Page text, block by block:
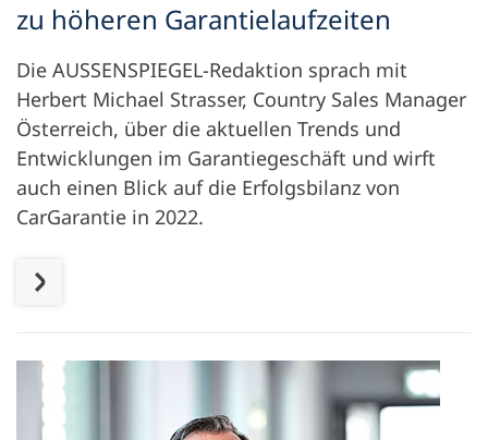
zu höheren Garantielaufzeiten
Die AUSSENSPIEGEL-Redaktion sprach mit
Herbert Michael Strasser, Country Sales Manager
Österreich, über die aktuellen Trends und
Entwicklungen im Garantiegeschäft und wirft
auch einen Blick auf die Erfolgsbilanz von
CarGarantie in 2022.